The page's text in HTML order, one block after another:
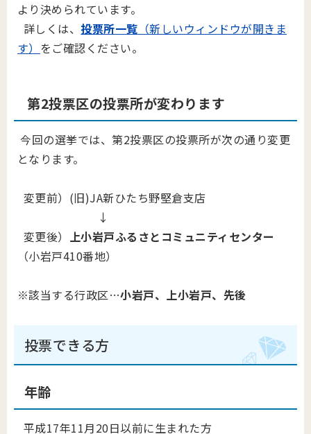
より決められています。
詳しくは、 投票所一覧 （新しいウィンドウが開きま
す） をご確認ください。
第2投票区の投票所が変わります
今回の選挙では、第2投票区の投票所が次の通り変更
となります。
変更前）(旧)JA新ひたち野堅倉支店
↓
変更後） 上小岩戸ふるさとコミュニティセンター
（小岩戸410番地）
※該当する行政区…小岩戸、 上小岩戸、先後
投票できる方
年齢
平成17年11月20日以前に生まれた方